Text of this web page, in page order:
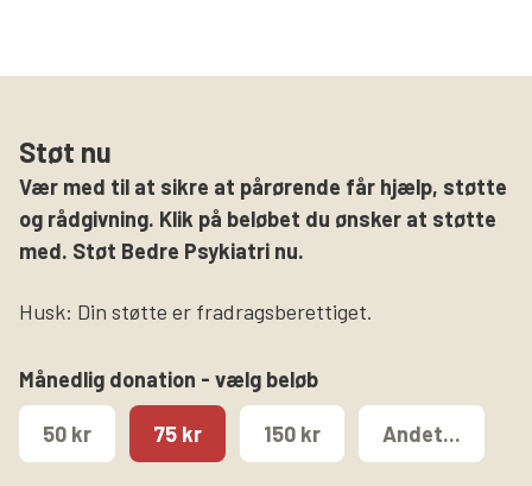
Støt nu
Vær med til at sikre at pårørende får hjælp, støtte
og rådgivning. Klik på beløbet du ønsker at støtte
med. Støt Bedre Psykiatri nu.
Husk: Din støtte er fradragsberettiget.
Månedlig donation - vælg beløb
50 kr 75 kr 150 kr Andet...